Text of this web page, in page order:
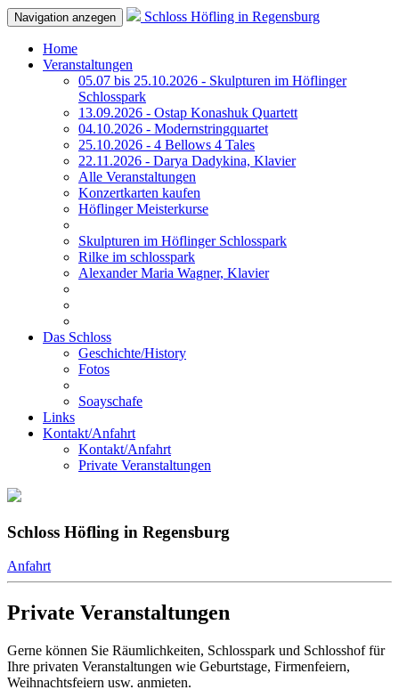
Navigation anzegen Schloss Höfling in Regensburg
Home
Veranstaltungen
05.07 bis 25.10.2026 - Skulpturen im Höflinger
Schlosspark
13.09.2026 - Ostap Konashuk Quartett
04.10.2026 - Modernstringquartet
25.10.2026 - 4 Bellows 4 Tales
22.11.2026 - Darya Dadykina, Klavier
Alle Veranstaltungen
Konzertkarten kaufen
Höflinger Meisterkurse
Skulpturen im Höflinger Schlosspark
Rilke im schlosspark
Alexander Maria Wagner, Klavier
Das Schloss
Geschichte/History
Fotos
Soayschafe
Links
Kontakt/Anfahrt
Kontakt/Anfahrt
Private Veranstaltungen
Schloss Höfling in Regensburg
Anfahrt
Private Veranstaltungen
Gerne können Sie Räumlichkeiten, Schlosspark und Schlosshof für
Ihre privaten Veranstaltungen wie Geburtstage, Firmenfeiern,
Weihnachtsfeiern usw. anmieten.